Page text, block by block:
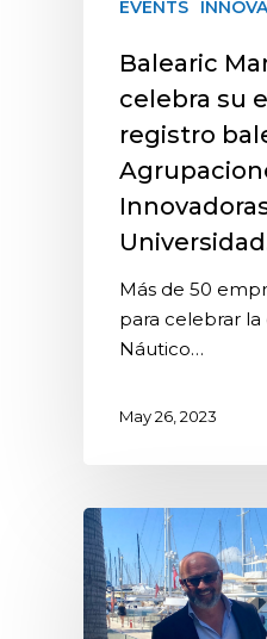
EVENTS
Balearic
celebra su
registro
Más de 50
para celebrar
Náutico…
May 26, 2023